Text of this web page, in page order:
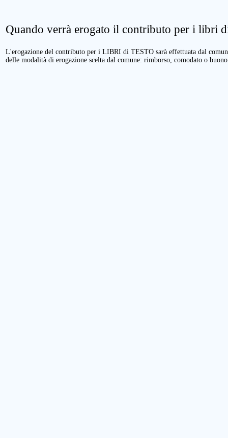
Quando verrà erogato il contributo per i libri
L'erogazione del contributo per i LIBRI di TESTO sarà effettuata dal
delle modalità di erogazione scelta dal comune: rimborso, comodato o